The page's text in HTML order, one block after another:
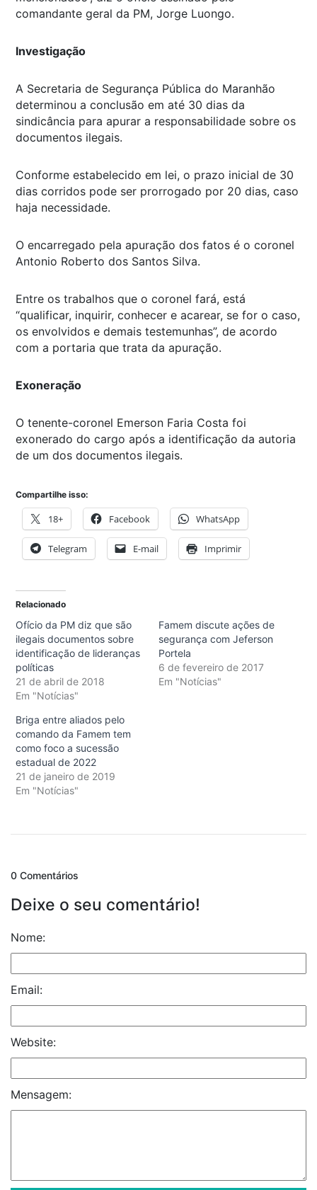
comandante geral da PM, Jorge Luongo.
Investigação
A Secretaria de Segurança Pública do Maranhão
determinou a conclusão em até 30 dias da
sindicância para apurar a responsabilidade sobre os
documentos ilegais.
Conforme estabelecido em lei, o prazo inicial de 30
dias corridos pode ser prorrogado por 20 dias, caso
haja necessidade.
O encarregado pela apuração dos fatos é o coronel
Antonio Roberto dos Santos Silva.
Entre os trabalhos que o coronel fará, está
“qualificar, inquirir, conhecer e acarear, se for o caso,
os envolvidos e demais testemunhas”, de acordo
com a portaria que trata da apuração.
Exoneração
O tenente-coronel Emerson Faria Costa foi
exonerado do cargo após a identificação da autoria
de um dos documentos ilegais.
Compartilhe isso:
18+ Facebook WhatsApp
Telegram E-mail Imprimir
Relacionado
Ofício da PM diz que são
ilegais documentos sobre
identificação de lideranças
políticas
21 de abril de 2018
Em "Notícias"
Famem discute ações de
segurança com Jeferson
Portela
6 de fevereiro de 2017
Em "Notícias"
Briga entre aliados pelo
comando da Famem tem
como foco a sucessão
estadual de 2022
21 de janeiro de 2019
Em "Notícias"
0 Comentários
Deixe o seu comentário!
Nome:
Email:
Website:
Mensagem: